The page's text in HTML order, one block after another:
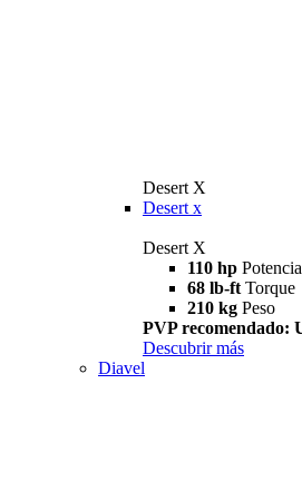
Desert X
Desert x
Desert X
110 hp Potencia
68 lb-ft Torque
210 kg Peso
PVP recomendado:
Descubrir más
Diavel